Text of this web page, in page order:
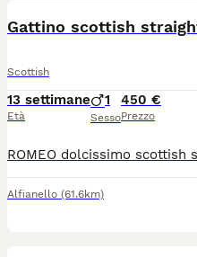
Scottish
13 settimane
Età
1
Sesso
450 €
Prezzo
Alfianello (61.6km)